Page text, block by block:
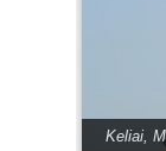
Keliai,